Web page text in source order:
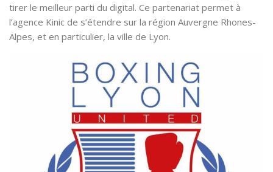
tirer le meilleur parti du digital. Ce partenariat permet à
l’agence Kinic de s’étendre sur la région Auvergne Rhones-
Alpes, et en particulier, la ville de Lyon.